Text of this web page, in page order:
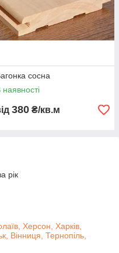
сосна
наявності
380 ₴/кв.м
рік
Херсон, Харків,
Вінниця, Тернопіль,